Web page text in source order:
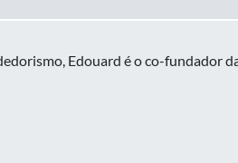
Edouard é o co-fundador